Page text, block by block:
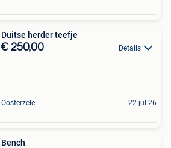
Duitse herder teefje
€ 250,00 Details
Oosterzele 22 jul 26
Bench